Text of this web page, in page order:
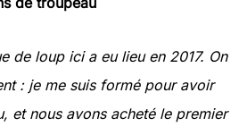
de loup ici a eu lieu en 2017. On
: je me suis formé pour avoir
et nous avons acheté le premier